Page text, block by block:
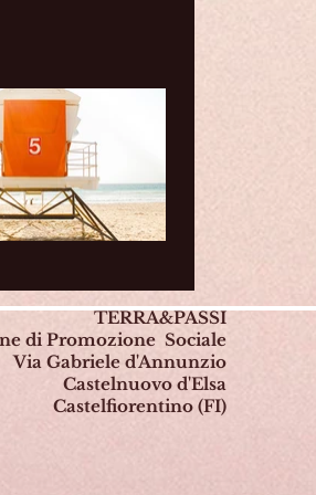
TERRA&PASSI
di Promozione Sociale
Via Gabriele d'Annunzio
Castelnuovo d'Elsa
Castelfiorentino (FI)